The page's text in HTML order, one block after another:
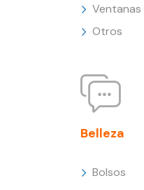
Ventanas
Otros
Belleza
Bolsos